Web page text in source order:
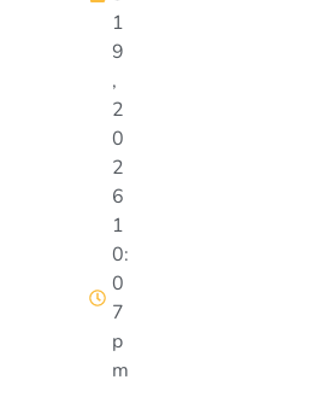
1
9
,
2
0
2
6
1
0:
0
7
p
m